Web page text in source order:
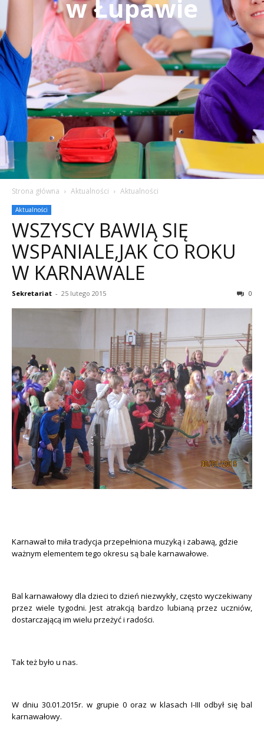
w Łupawie
Strona główna Aktualności Aktualności
Aktualności
WSZYSCY BAWIĄ SIĘ
WSPANIALE,JAK CO ROKU
W KARNAWALE
Sekretariat - 25 lutego 2015 0
Karnawał to miła tradycja przepełniona muzyką i zabawą, gdzie
ważnym elementem tego okresu są bale karnawałowe.
Bal karnawałowy dla dzieci to dzień niezwykły, często wyczekiwany
przez wiele tygodni. Jest atrakcją bardzo lubianą przez uczniów,
dostarczającą im wielu przeżyć i radości.
Tak też było u nas.
W dniu 30.01.2015r. w grupie 0 oraz w klasach I-III odbył się bal
karnawałowy.